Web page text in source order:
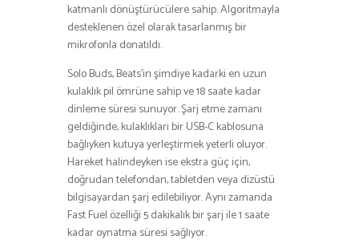
katmanlı dönüştürücülere sahip. Algoritmayla
desteklenen özel olarak tasarlanmış bir
mikrofonla donatıldı.
Solo Buds, Beats’in şimdiye kadarki en uzun
kulaklık pil ömrüne sahip ve 18 saate kadar
dinleme süresi sunuyor. Şarj etme zamanı
geldiğinde, kulaklıkları bir USB-C kablosuna
bağlıyken kutuya yerleştirmek yeterli oluyor.
Hareket halindeyken ise ekstra güç için,
doğrudan telefondan, tabletden veya dizüstü
bilgisayardan şarj edilebiliyor. Aynı zamanda
Fast Fuel özelliği 5 dakikalık bir şarj ile 1 saate
kadar oynatma süresi sağlıyor.